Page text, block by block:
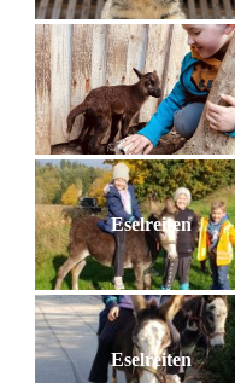
Eselreiten
Eselreiten